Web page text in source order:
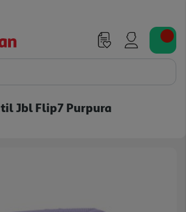
Jbl Flip7 Purpura